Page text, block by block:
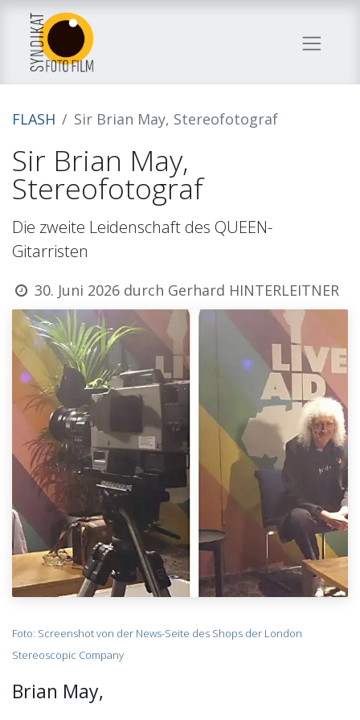
FLASH Sir Brian May, Stereofotograf
Sir Brian May,
Stereofotograf
Die zweite Leidenschaft des QUEEN-
Gitarristen
30. Juni 2026 durch Gerhard HINTERLEITNER
Foto: Screenshot von der News-Seite des Shops der London
Stereoscopic Company
Brian May,